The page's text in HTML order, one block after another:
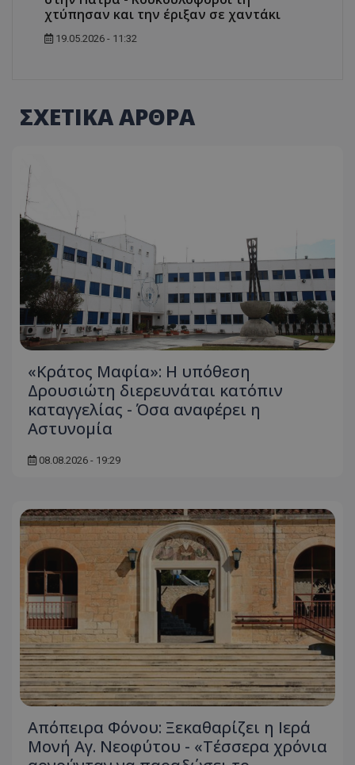
χτύπησαν και την έριξαν σε χαντάκι
19.05.2026 - 11:32
ΣΧΕΤΙΚΑ ΑΡΘΡΑ
«Κράτος Μαφία»: Η υπόθεση
Δρουσιώτη διερευνάται κατόπιν
καταγγελίας - Όσα αναφέρει η
Αστυνομία
08.08.2026 - 19:29
Απόπειρα Φόνου: Ξεκαθαρίζει η Ιερά
Μονή Αγ. Νεοφύτου - «Τέσσερα χρόνια